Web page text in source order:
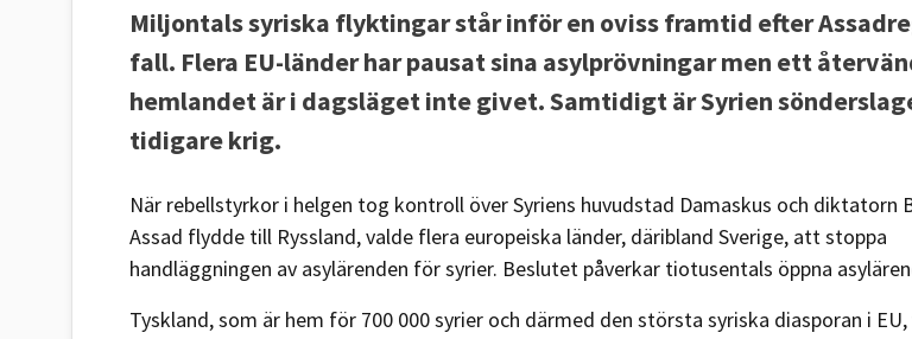
Miljontals syriska flyktingar står inför en oviss framtid efter
fall. Flera EU-länder har pausat sina asylprövningar men ett
hemlandet är i dagsläget inte givet. Samtidigt är Syrien
tidigare krig.
När rebellstyrkor i helgen tog kontroll över Syriens huvudstad Damaskus och diktatorn
Assad flydde till Ryssland, valde flera europeiska länder, däribland Sverige, att stoppa
handläggningen av asylärenden för syrier. Beslutet påverkar tiotusentals öppna
Tyskland, som är hem för 700 000 syrier och därmed den största syriska diasporan i